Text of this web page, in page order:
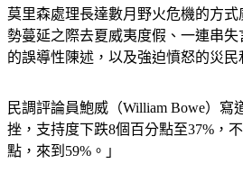
莫里森處理長達數月野火危機的方
勢蔓延之際去夏威夷度假、一連串
的誤導性陳述，以及強迫憤怒的災民
民調評論員鮑威（William Bowe）寫
挫，支持度下跌8個百分點至37%，
點，來到59%。」